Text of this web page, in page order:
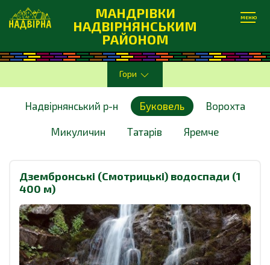
МАНДРІВКИ
НАДВІРНЯНСЬКИМ
РАЙОНОМ
МЕНЮ
Гори
Надвірнянський р-н Буковель Ворохта
Микуличин Татарів Яремче
Дзембронські (Смотрицькі) водоспади (1
400 м)